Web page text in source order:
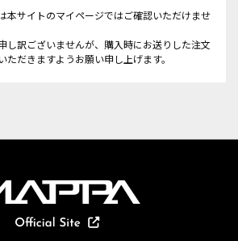
本サイトのマイページではご確認いただけませ
し訳ございませんが、購入時にお送りした注文
だきますようお願い申し上げます。